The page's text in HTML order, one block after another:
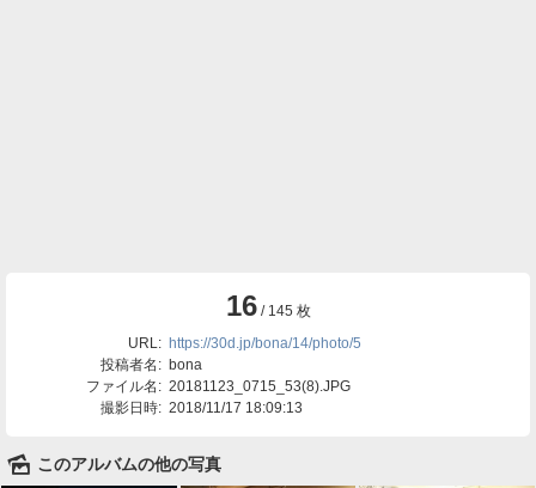
16 / 145 枚
URL: https://30d.jp/bona/14/photo/5
投稿者名: bona
ファイル名: 20181123_0715_53(8).JPG
撮影日時: 2018/11/17 18:09:13
🌄 このアルバムの他の写真